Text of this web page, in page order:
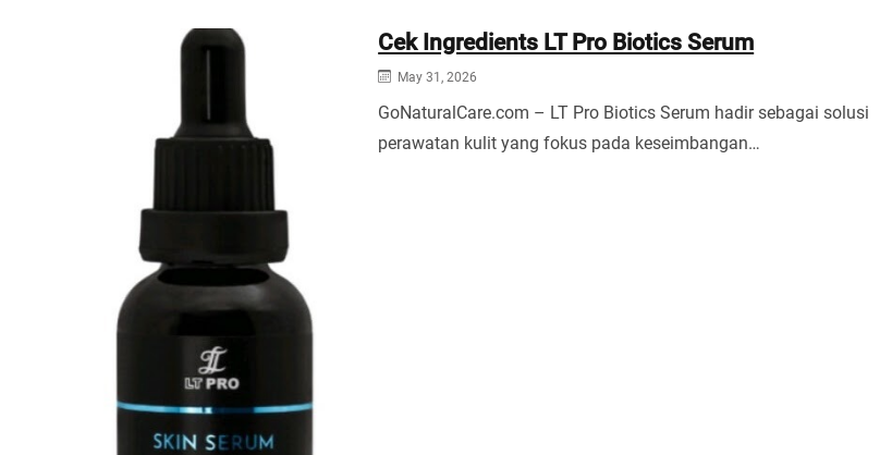
Cek Ingredients LT Pro Biotics Serum
May 31, 2026
GoNaturalCare.com – LT Pro Biotics Serum hadir sebagai solusi
perawatan kulit yang fokus pada keseimbangan…